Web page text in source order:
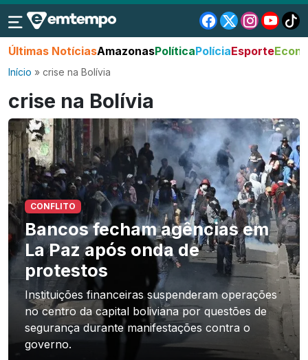
Últimas NotíciasAmazonasPolíticaPolíciaEsporte
Início » crise na Bolívia
crise na Bolívia
CONFLITO
Bancos fecham agências em
La Paz após onda de
protestos
Instituições financeiras suspenderam operações
no centro da capital boliviana por questões de
segurança durante manifestações contra o
governo.